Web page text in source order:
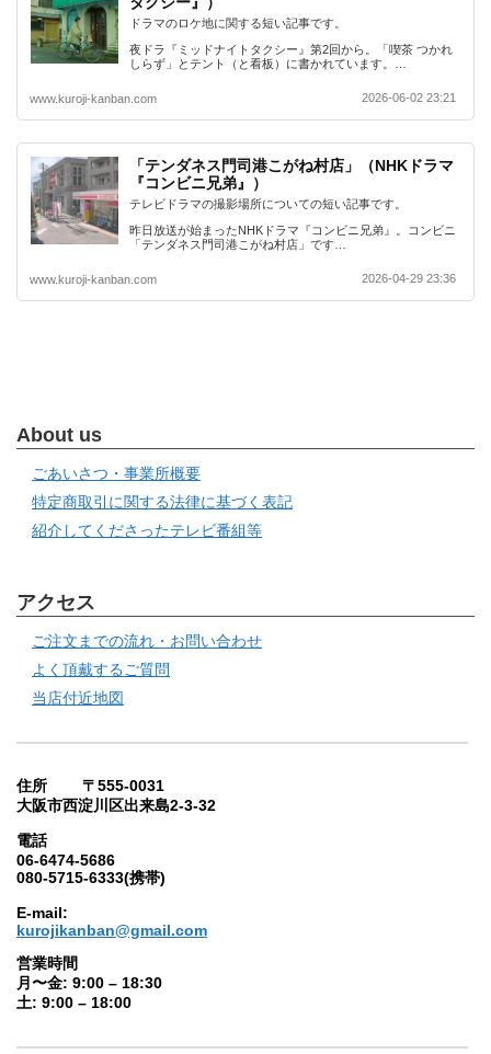
ドラマのロケ地に関する短い記事です。
夜ドラ『ミッドナイトタクシー』第2回から。「喫茶 つかれ
しらず」とテント（と看板）に書かれています。…
www.kuroji-kanban.com 2026-06-02 23:21
「テンダネス門司港こがね村店」（NHKドラマ
『コンビニ兄弟』）
テレビドラマの撮影場所についての短い記事です。
昨日放送が始まったNHKドラマ『コンビニ兄弟』。コンビニ
「テンダネス門司港こがね村店」です…
www.kuroji-kanban.com 2026-04-29 23:36
About us
ごあいさつ・事業所概要
特定商取引に関する法律に基づく表記
紹介してくださったテレビ番組等
アクセス
ご注文までの流れ・お問い合わせ
よく頂戴するご質問
当店付近地図
住所 〒555-0031
大阪市西淀川区出来島2-3-32
電話
06-6474-5686
080-5715-6333(携帯)
E-mail:
kurojikanban@gmail.com
営業時間
月〜金: 9:00 – 18:30
土: 9:00 – 18:00